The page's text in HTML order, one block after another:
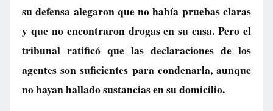
su defensa alegaron que no había pruebas claras
y que no encontraron drogas en su casa. Pero el
tribunal ratificó que las declaraciones de los
agentes son suficientes para condenarla, aunque
no hayan hallado sustancias en su domicilio.